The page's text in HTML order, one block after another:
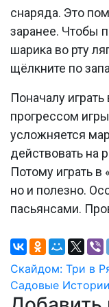
снаряда. Это
заранее. Чтобы
шарика во рту
щёлкните по
Поначалу
прогрессом
усложняется
действовать на
Потому играть в
но и полезно.
пасьянсами.
по
Скайдом: Три в
Садовые Истории